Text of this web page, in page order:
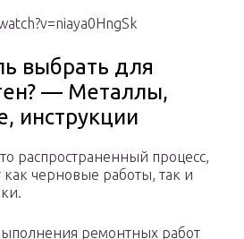
выбрать для
— Металлы,
инструкции
распространенный процесс,
черновые работы, так и
ремонтных работ